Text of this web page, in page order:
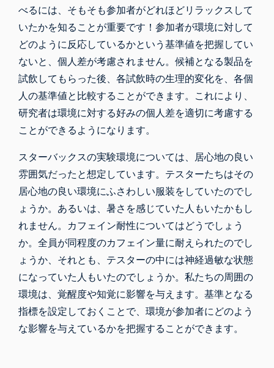
べるには、そもそも参加者がどれほどリラックスして
いたかを知ることが重要です！参加者が環境に対して
どのように反応しているかという基準値を把握してい
ないと、個人差が考慮されません。候補となる製品を
試飲してもらった後、各試飲時の生理的変化を、各個
人の基準値と比較することができます。これにより、
研究者は環境に対する好みの個人差を適切に考慮する
ことができるようになります。
スターバックスの実験環境については、居心地の良い
雰囲気だったと想定しています。テスターたちはその
居心地の良い環境にふさわしい服装をしていたのでし
ょうか。あるいは、暑さを感じていた人もいたかもし
れません。カフェイン耐性についてはどうでしょう
か。全員が同程度のカフェイン量に耐えられたのでし
ょうか、それとも、テスターの中には神経過敏な状態
になっていた人もいたのでしょうか。私たちの周囲の
環境は、覚醒度や知覚に影響を与えます。基準となる
指標を設定しておくことで、環境が参加者にどのよう
な影響を与えているかを把握することができます。